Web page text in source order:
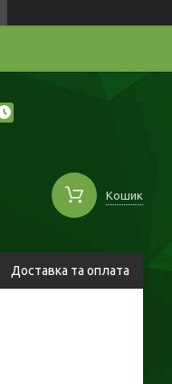
Кошик
Доставка та оплата